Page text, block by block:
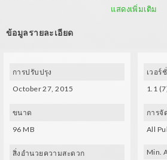
mysterious creatures who cannot move if you
You cannot destroy a weeping angel, you can
head, do not blink but keep looking at them!
แสดงเพิ่มเติม
ข้อมูลรายละเอียด
การปรับปรุง
October 27, 2015
ขนาด
96 MB
สิ่งอำนวยความสะดวก
เวอร์
1.1
การจั
All
Min.